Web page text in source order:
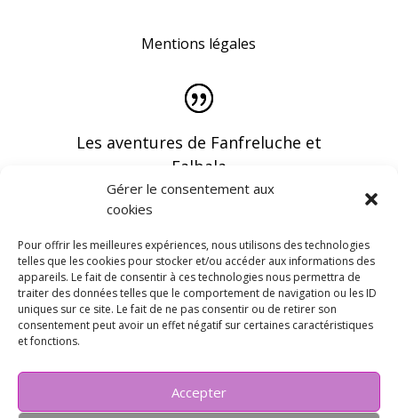
Gérer le consentement aux
cookies
Pour offrir les meilleures expériences, nous utilisons des technologies
telles que les cookies pour stocker et/ou accéder aux informations des
appareils. Le fait de consentir à ces technologies nous permettra de
traiter des données telles que le comportement de navigation ou les ID
uniques sur ce site. Le fait de ne pas consentir ou de retirer son
consentement peut avoir un effet négatif sur certaines caractéristiques
et fonctions.
Accepter
Mentions légales
Les aventures de Fanfreluche et
Falbala
Vous pouvez recevoir les dernières infos en
vous abonnant à notre newsletter